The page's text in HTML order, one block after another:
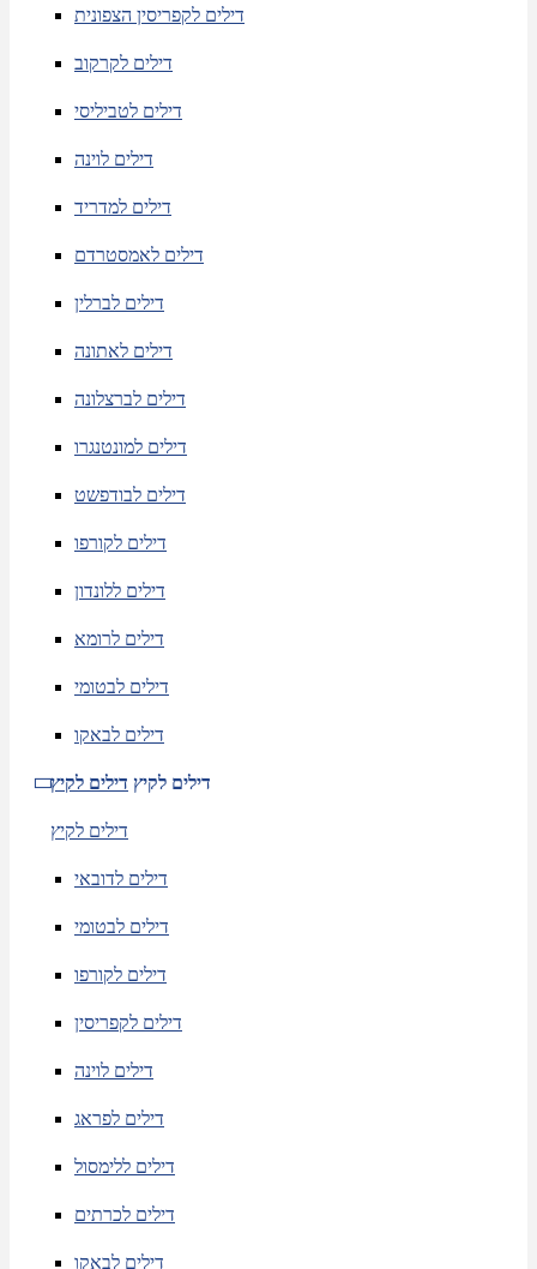
דילים לקפריסין הצפונית
דילים לקרקוב
דילים לטביליסי
דילים לוינה
דילים למדריד
דילים לאמסטרדם
דילים לברלין
דילים לאתונה
דילים לברצלונה
דילים למונטנגרו
דילים לבודפשט
דילים לקורפו
דילים ללונדון
דילים לרומא
דילים לבטומי
דילים לבאקו
דילים לקיץ דילים לקיץ
דילים לקיץ
דילים לדובאי
דילים לבטומי
דילים לקורפו
דילים לקפריסין
דילים לוינה
דילים לפראג
דילים ללימסול
דילים לכרתים
דילים לבאקו